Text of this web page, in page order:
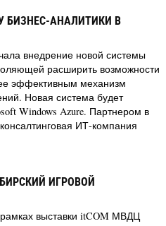
БИЗНЕС-АНАЛИТИКИ В
внедрение новой системы
расширить возможности
эффективным механизм
Новая система будет
Windows Azure. Партнером в
ИТ-компания
ИГРОВОЙ
выставки itCOM МВДЦ